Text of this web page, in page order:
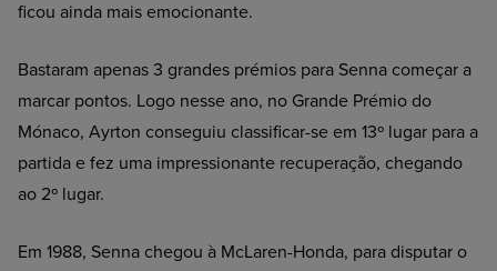
ficou ainda mais emocionante.
Bastaram apenas 3 grandes prémios para Senna começar a
marcar pontos. Logo nesse ano, no Grande Prémio do
Mónaco, Ayrton conseguiu classificar-se em 13º lugar para a
partida e fez uma impressionante recuperação, chegando
ao 2º lugar.
Em 1988, Senna chegou à McLaren-Honda, para disputar o